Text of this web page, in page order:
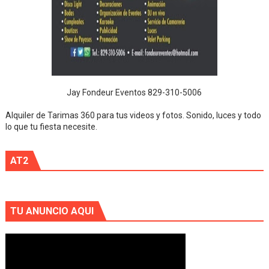
Jay Fondeur Eventos 829-310-5006
Alquiler de Tarimas 360 para tus videos y fotos. Sonido, luces y todo
lo que tu fiesta necesite.
AT2
TU ANUNCIO AQUI